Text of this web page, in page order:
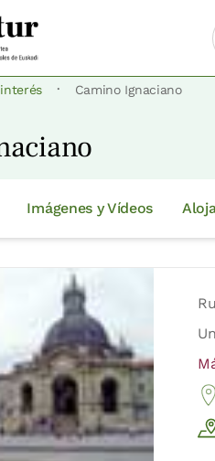
· Camino Ignaciano
Imágenes y Vídeos